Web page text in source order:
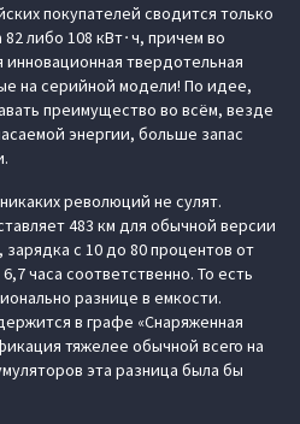
покупателей сводится только
либо 108 кВт∙ч, причем во
инновационная твердотельная
на серийной модели! По идее,
преимущество во всём, везде
энергии, больше запас
революций не сулят.
483 км для обычной версии
с 10 до 80 процентов от
часа соответственно. То есть
разнице в емкости.
в графе «Снаряженная
тяжелее обычной всего на
эта разница была бы